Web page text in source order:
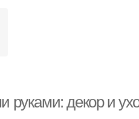
руками: декор и